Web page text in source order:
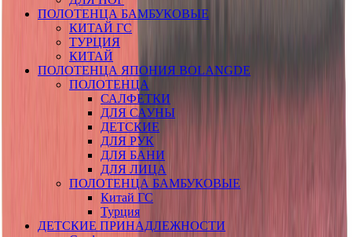
ПОЛОТЕНЦА БАМБУКОВЫЕ
КИТАЙ ГС
ТУРЦИЯ
КИТАЙ
ПОЛОТЕНЦА ЯПОНИЯ BOLANGDE
ПОЛОТЕНЦА
САЛФЕТКИ
ДЛЯ САУНЫ
ДЕТСКИЕ
ДЛЯ РУК
ДЛЯ БАНИ
ДЛЯ ЛИЦА
ПОЛОТЕНЦА БАМБУКОВЫЕ
Китай ГС
Турция
ДЕТСКИЕ ПРИНАДЛЕЖНОСТИ